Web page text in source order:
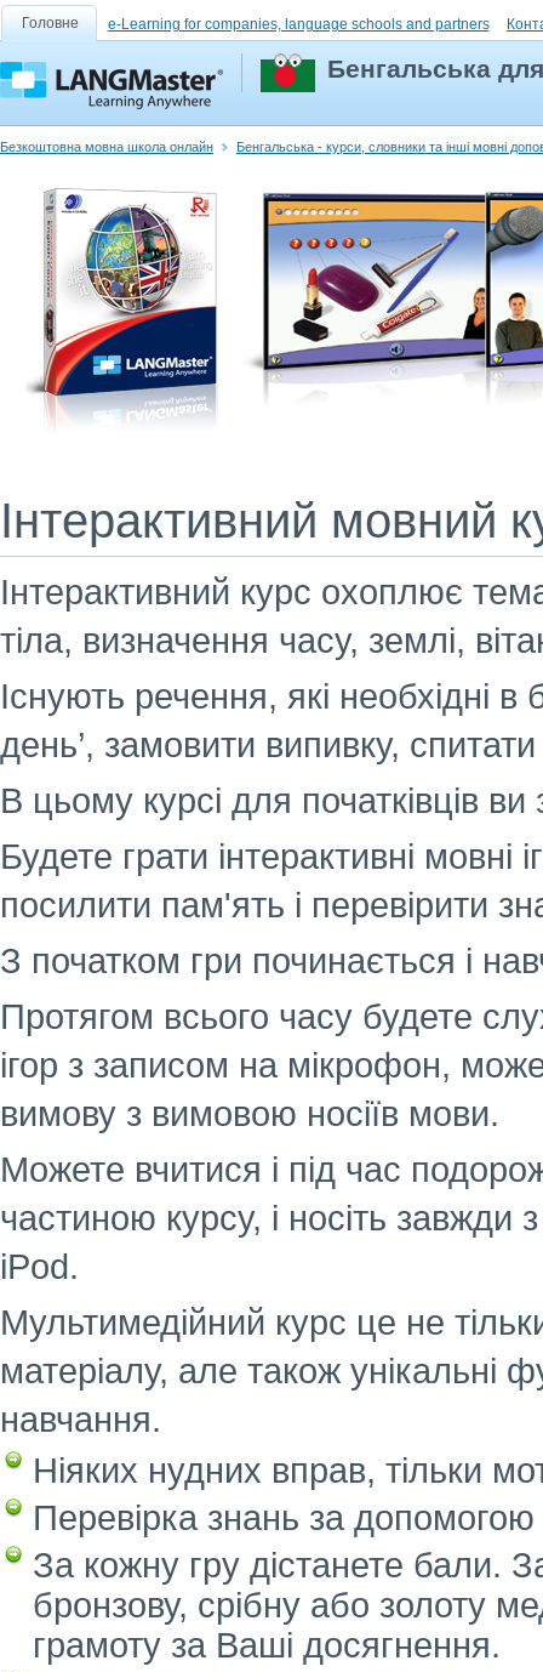
Головне e-Learning for companies, language schools and partners
Бенгальська
Безкоштовна мовна школа онлайн Бенгальська - курси, словники та інші мовні
Інтерактивний мовний
Інтерактивний курс охоплює
тіла, визначення часу, землі,
Існують речення, які необхідні в
день’, замовити випивку,
В цьому курсі для початківців
Будете грати інтерактивні
посилити пам'ять і перевірити
З початком гри починається і
Протягом всього часу будете
ігор з записом на мікрофон,
вимову з вимовою носіїв мови.
Можете вчитися і під час
частиною курсу, і носіть
iPod.
Мультимедійний курс це не
матеріалу, але також унікальні
навчання.
Ніяких нудних вправ, тільки
Перевірка знань за допомогою
За кожну гру дістанете бали.
бронзову, срібну або золоту
грамоту за Ваші досягнення.